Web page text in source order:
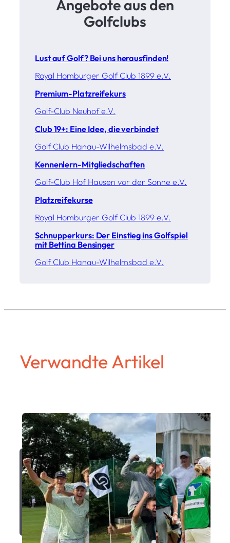
Angebote aus den
Golfclubs
Lust auf Golf? Bei uns herausfinden!
Royal Homburger Golf Club 1899 e.V.
Premium-Platzreifekurs
Golf-Club Neuhof e.V.
Club 19+: Eine Idee, die verbindet
Golf Club Hanau-Wilhelmsbad e.V.
Kennenlern-Mitgliedschaften
Golf-Club Hof Hausen vor der Sonne e.V.
Platzreifekurse
Royal Homburger Golf Club 1899 e.V.
Schnupperkurs: Der Einstieg ins Golfspiel
mit Bettina Bensinger
Golf Club Hanau-Wilhelmsbad e.V.
Verwandte Artikel